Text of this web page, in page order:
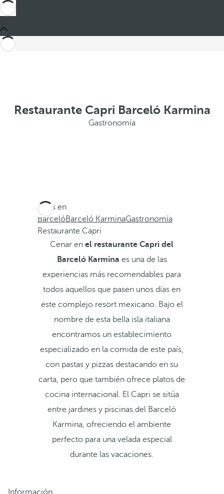
Restaurante Capri Barceló Karmina
Gastronomía
Estás en
BarcelóBarceló KarminaGastronomía
Restaurante Capri
Cenar enel restaurante Capri del
Barceló Karmina es una de las
experiencias más recomendables para
todos aquellos que pasen unos días en
este complejo resort mexicano. Bajo el
nombre de esta bella isla italiana
encontramos un establecimiento
especializado en la comida de este país,
con pastas y pizzas destacando en su
carta, pero que también ofrece platos de
cocina internacional. El Capri se sitúa
entre jardines y piscinas del Barceló
Karmina, ofreciendo el ambiente
perfecto para una velada especial
durante las vacaciones.
Información